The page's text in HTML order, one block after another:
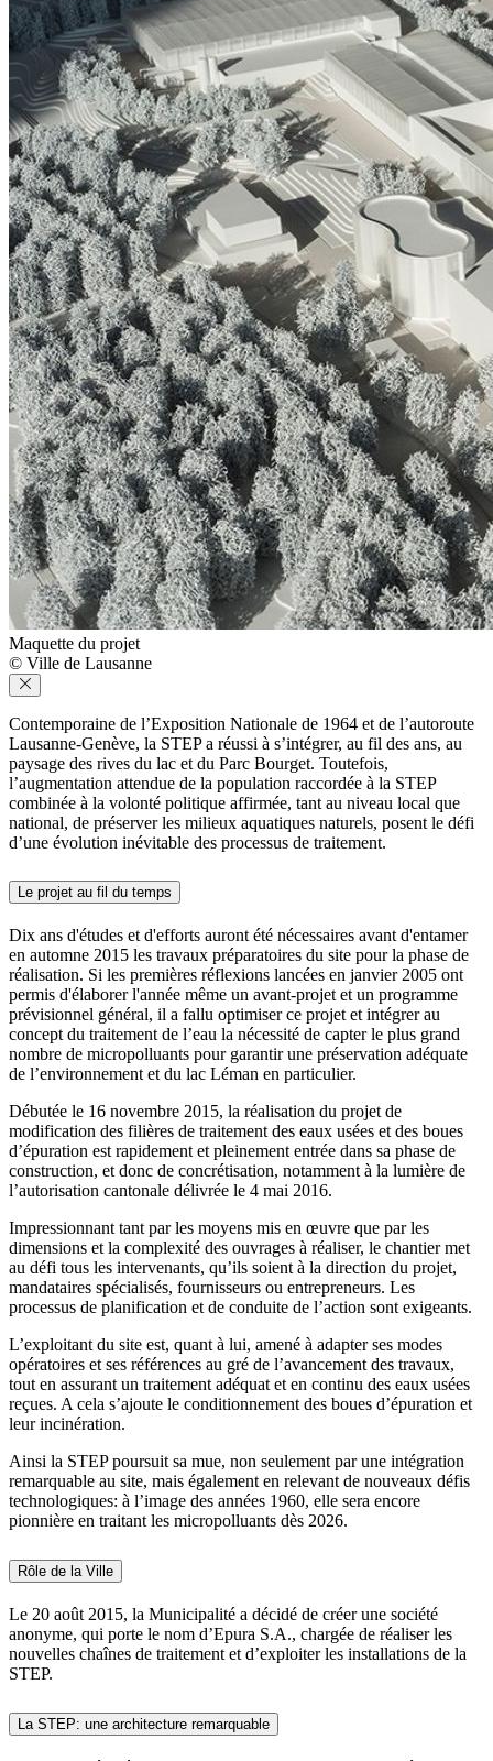
Maquette du projet
© Ville de Lausanne
Contemporaine de l’Exposition Nationale de 1964 et de l’autoroute
Lausanne-Genève, la STEP a réussi à s’intégrer, au fil des ans, au
paysage des rives du lac et du Parc Bourget. Toutefois,
l’augmentation attendue de la population raccordée à la STEP
combinée à la volonté politique affirmée, tant au niveau local que
national, de préserver les milieux aquatiques naturels, posent le défi
d’une évolution inévitable des processus de traitement.
Le projet au fil du temps
Dix ans d'études et d'efforts auront été nécessaires avant d'entamer
en automne 2015 les travaux préparatoires du site pour la phase de
réalisation. Si les premières réflexions lancées en janvier 2005 ont
permis d'élaborer l'année même un avant-projet et un programme
prévisionnel général, il a fallu optimiser ce projet et intégrer au
concept du traitement de l’eau la nécessité de capter le plus grand
nombre de micropolluants pour garantir une préservation adéquate
de l’environnement et du lac Léman en particulier.
Débutée le 16 novembre 2015, la réalisation du projet de
modification des filières de traitement des eaux usées et des boues
d’épuration est rapidement et pleinement entrée dans sa phase de
construction, et donc de concrétisation, notamment à la lumière de
l’autorisation cantonale délivrée le 4 mai 2016.
Impressionnant tant par les moyens mis en œuvre que par les
dimensions et la complexité des ouvrages à réaliser, le chantier met
au défi tous les intervenants, qu’ils soient à la direction du projet,
mandataires spécialisés, fournisseurs ou entrepreneurs. Les
processus de planification et de conduite de l’action sont exigeants.
L’exploitant du site est, quant à lui, amené à adapter ses modes
opératoires et ses références au gré de l’avancement des travaux,
tout en assurant un traitement adéquat et en continu des eaux usées
reçues. A cela s’ajoute le conditionnement des boues d’épuration et
leur incinération.
Ainsi la STEP poursuit sa mue, non seulement par une intégration
remarquable au site, mais également en relevant de nouveaux défis
technologiques: à l’image des années 1960, elle sera encore
pionnière en traitant les micropolluants dès 2026.
Rôle de la Ville
Le 20 août 2015, la Municipalité a décidé de créer une société
anonyme, qui porte le nom d’Epura S.A., chargée de réaliser les
nouvelles chaînes de traitement et d’exploiter les installations de la
STEP.
La STEP: une architecture remarquable